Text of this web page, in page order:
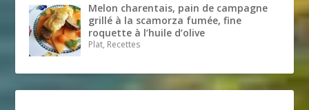
Melon charentais, pain de campagne
grillé à la scamorza fumée, fine
roquette à l’huile d’olive
Plat, Recettes